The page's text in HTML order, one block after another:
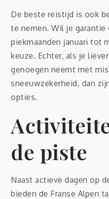
De beste reistijd is ook
te nemen. Wil je garantie
piekmaanden januari tot
keuze. Echter, als je
genoegen neemt met
sneeuwzekerheid, dan
opties.
de piste
Naast actieve dagen op
bieden de Franse Alpen